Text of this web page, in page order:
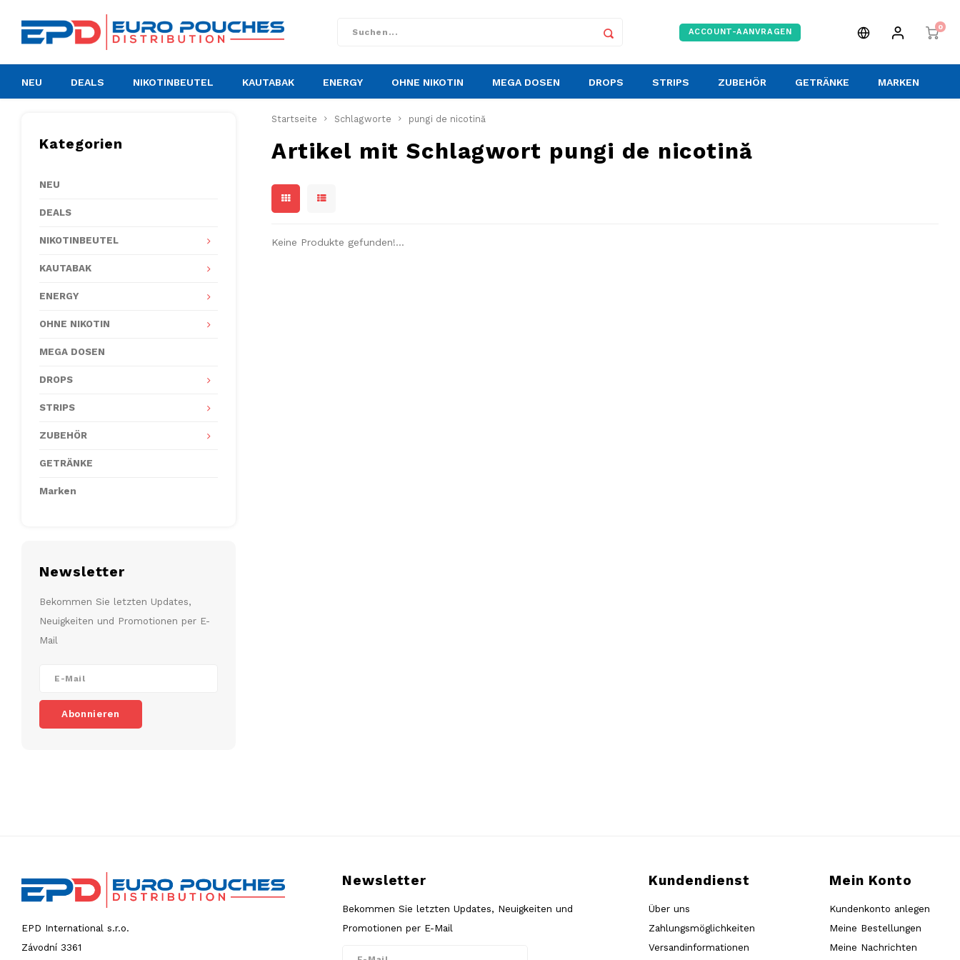
ACCOUNT-AANVRAGEN
0
NEU DEALS NIKOTINBEUTEL KAUTABAK ENERGY OHNE NIKOTIN MEGA DOSEN DROPS STRIPS ZUBEHÖR GETRÄNKE MARKEN
Kategorien
NEU
DEALS
NIKOTINBEUTEL
KAUTABAK
ENERGY
OHNE NIKOTIN
MEGA DOSEN
DROPS
STRIPS
ZUBEHÖR
GETRÄNKE
Marken
Newsletter
Bekommen Sie letzten Updates,
Neuigkeiten und Promotionen per E-
Mail
Abonnieren
Startseite Schlagworte pungi de nicotină
Artikel mit Schlagwort pungi de nicotină
Keine Produkte gefunden!...
EPD International s.r.o.
Závodní 3361
Newsletter
Bekommen Sie letzten Updates, Neuigkeiten und
Promotionen per E-Mail
Kundendienst
Über uns
Zahlungsmöglichkeiten
Versandinformationen
Mein Konto
Kundenkonto anlegen
Meine Bestellungen
Meine Nachrichten